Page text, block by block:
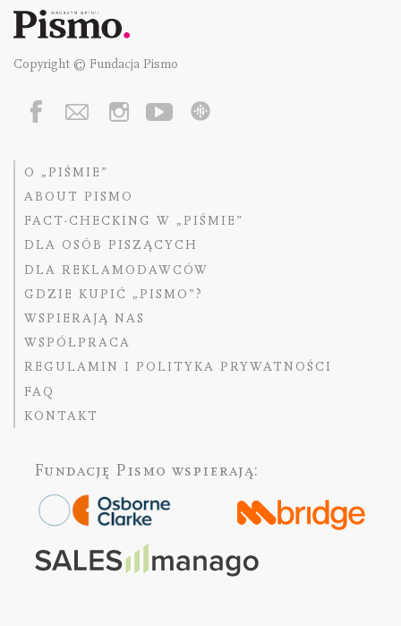
Copyright © Fundacja Pismo
O „PIŚMIE”
ABOUT PISMO
FACT-CHECKING W „PIŚMIE”
DLA OSÓB PISZĄCYCH
DLA REKLAMODAWCÓW
GDZIE KUPIĆ „PISMO”?
WSPIERAJĄ NAS
WSPÓŁPRACA
REGULAMIN I POLITYKA PRYWATNOŚCI
FAQ
KONTAKT
Fundację Pismo wspierają: